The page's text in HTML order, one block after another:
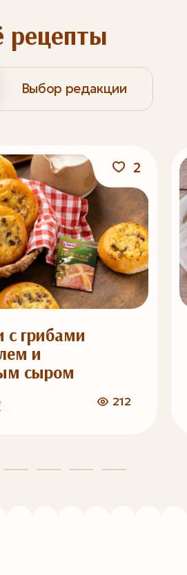
рецепты
Выбор редакции
2
грибами
и
сыром
212